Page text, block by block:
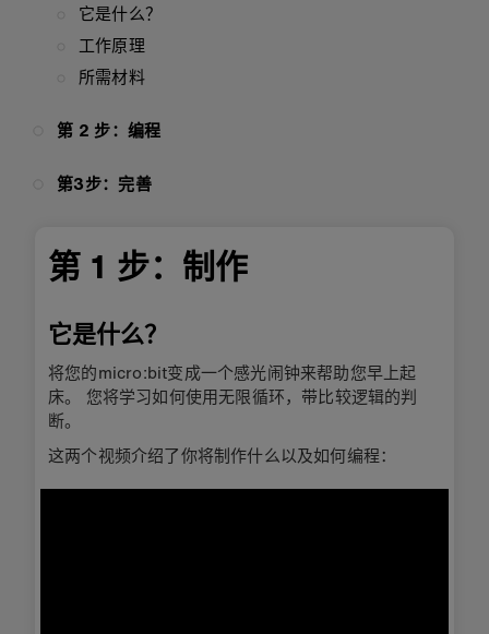
它是什么？
工作原理
所需材料
第 2 步：编程
第3步：完善
第 1 步：制作
它是什么？
将您的micro:bit变成一个感光闹钟来帮助您早上起
床。 您将学习如何使用无限循环，带比较逻辑的判
断。
这两个视频介绍了你将制作什么以及如何编程：